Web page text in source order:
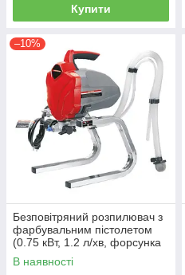
Купити
–10%
Безповітряний розпилювач з
фарбувальним пістолетом
(0.75 кВт, 1.2 л/хв, форсунка
517, макс. розмір сопла
0.017",
В наявності